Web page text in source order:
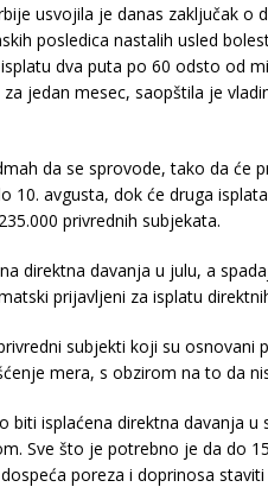
usvojila je danas zaključak
posledica nastalih usled
dva puta po 60 odsto od
jedan mesec, saopštila je
da se sprovode, tako da će
10. avgusta, dok će druga
privrednih subjekata.
direktna davanja u julu, a
prijavljeni za isplatu
subjekti koji su osnovani
mera, s obzirom na to da
biti isplaćena direktna davanja
Sve što je potrebno je da do
poreza i doprinosa staviti